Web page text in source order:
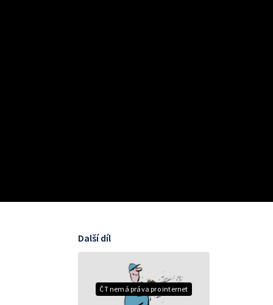
ČT nemá práva pro internet
Další díl